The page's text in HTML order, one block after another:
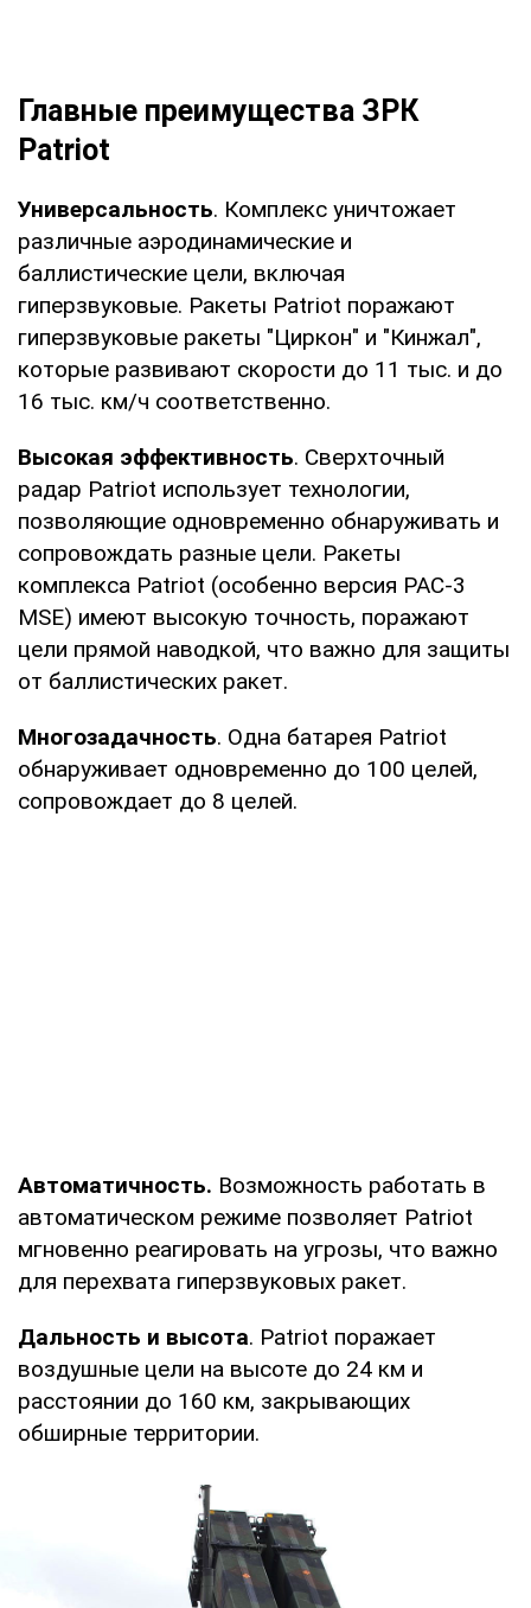
Главные преимущества ЗРК
Patriot
Универсальность. Комплекс уничтожает
различные аэродинамические и
баллистические цели, включая
гиперзвуковые. Ракеты Patriot поражают
гиперзвуковые ракеты "Циркон" и "Кинжал",
которые развивают скорости до 11 тыс. и до
16 тыс. км/ч соответственно.
Высокая эффективность. Сверхточный
радар Patriot использует технологии,
позволяющие одновременно обнаруживать и
сопровождать разные цели. Ракеты
комплекса Patriot (особенно версия PAC-3
MSE) имеют высокую точность, поражают
цели прямой наводкой, что важно для защиты
от баллистических ракет.
Многозадачность. Одна батарея Patriot
обнаруживает одновременно до 100 целей,
сопровождает до 8 целей.
Автоматичность. Возможность работать в
автоматическом режиме позволяет Patriot
мгновенно реагировать на угрозы, что важно
для перехвата гиперзвуковых ракет.
Дальность и высота. Patriot поражает
воздушные цели на высоте до 24 км и
расстоянии до 160 км, закрывающих
обширные территории.